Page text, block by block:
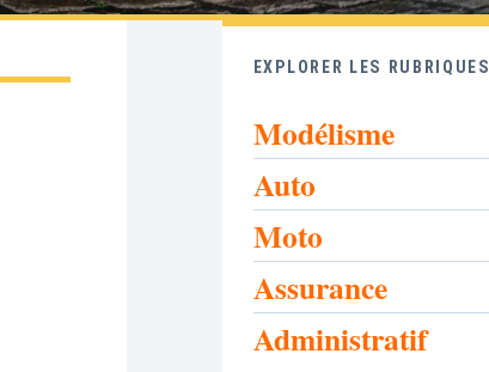
EXPLORER LES RUBRIQUES
Modélisme
Auto
Moto
Assurance
Administratif